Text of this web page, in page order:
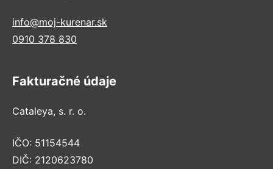
info@moj-kurenar.sk
0910 378 830
Fakturačné údaje
Cataleya, s. r. o.
IČO: 51154544
DIČ: 2120623780